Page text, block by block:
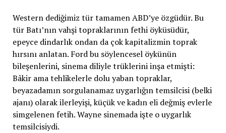
Western dediğimiz tür tamamen ABD’ye özgüdür. Bu
tür Batı’nın vahşi topraklarının fethi öyküsüdür,
epeyce dindarlık ondan da çok kapitalizmin toprak
hırsını anlatan. Ford bu söylencesel öykünün
bileşenlerini, sinema diliyle trüklerini inşa etmişti:
Bâkir ama tehlikelerle dolu yaban topraklar,
beyazadamın sorgulanamaz uygarlığın temsilcisi (belki
ajanı) olarak ilerleyişi, küçük ve kadın eli değmiş evlerle
simgelenen fetih. Wayne sinemada işte o uygarlık
temsilcisiydi.